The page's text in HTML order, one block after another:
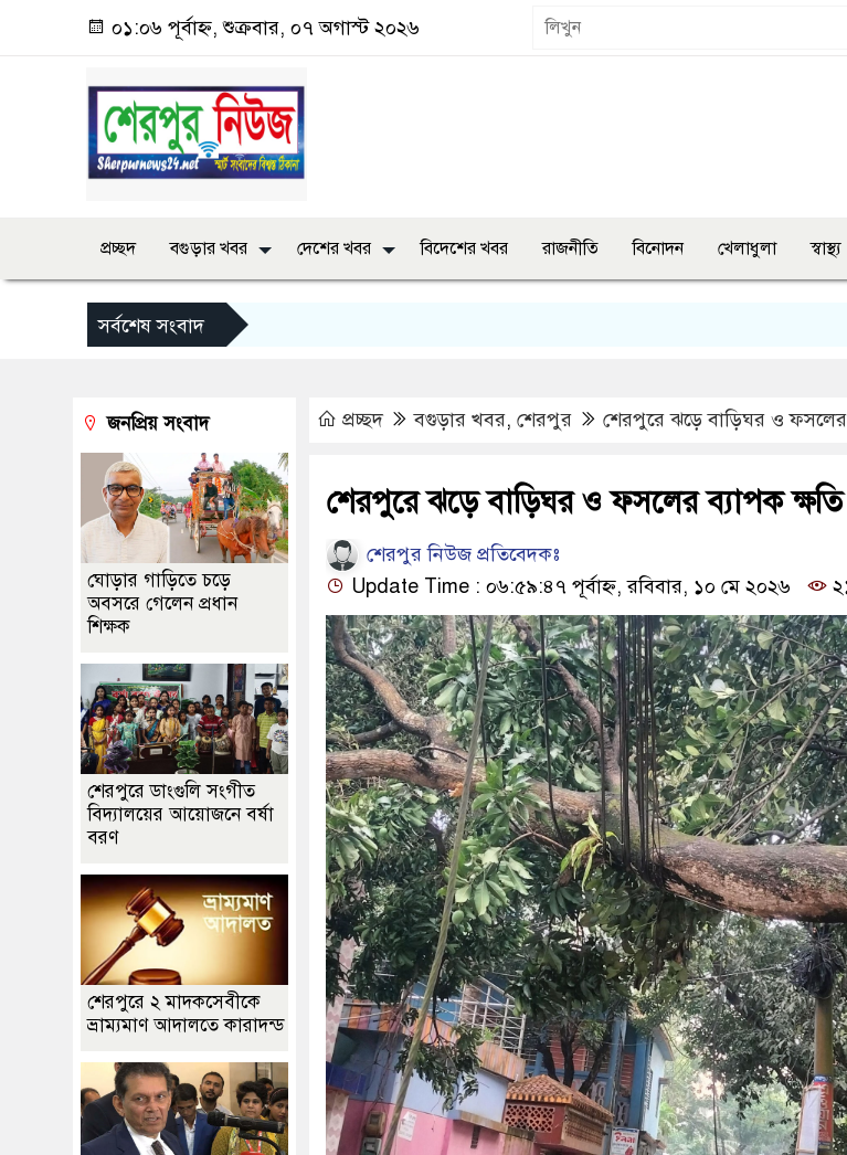
০১:০৬ পূর্বাহ্ন, শুক্রবার, ০৭ অগাস্ট ২০২৬
প্রচ্ছদ বগুড়ার খবর দেশের খবর বিদেশের খবর রাজনীতি বিনোদন খেলাধুলা স্বাস্থ্য
সর্বশেষ সংবাদ
প্রচ্ছদ বগুড়ার খবর, শেরপুর শেরপুরে ঝড়ে বাড়িঘর ও ফসলের
শেরপুরে ঝড়ে বাড়িঘর ও ফসলের ব্যাপক ক্ষতি
শেরপুর নিউজ প্রতিবেদকঃ
Update Time : ০৬:৫৯:৪৭ পূর্বাহ্ন, রবিবার, ১০ মে ২০২৬
জনপ্রিয় সংবাদ
ঘোড়ার গাড়িতে চড়ে
অবসরে গেলেন প্রধান
শিক্ষক
শেরপুরে ডাংগুলি সংগীত
বিদ্যালয়ের আয়োজনে বর্ষা
বরণ
শেরপুরে ২ মাদকসেবীকে
ভ্রাম্যমাণ আদালতে কারাদন্ড